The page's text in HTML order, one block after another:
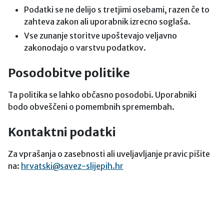
Podatki se ne delijo s tretjimi osebami, razen če to
zahteva zakon ali uporabnik izrecno soglaša.
Vse zunanje storitve upoštevajo veljavno
zakonodajo o varstvu podatkov.
Posodobitve politike
Ta politika se lahko občasno posodobi. Uporabniki
bodo obveščeni o pomembnih spremembah.
Kontaktni podatki
Za vprašanja o zasebnosti ali uveljavljanje pravic pišite
na: hrvatski@savez-slijepih.hr